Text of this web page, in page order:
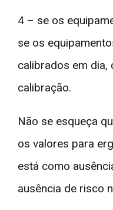
4 – se os
se os
calibrados em
calibração.
Não se esqueça
os valores para
está como
ausência de risco